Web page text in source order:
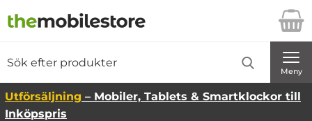
Startsidan för Danira Telecom AB
Meny
Utförsäljning – Mobiler, Tablets & Smartklockor till
Inköpspris